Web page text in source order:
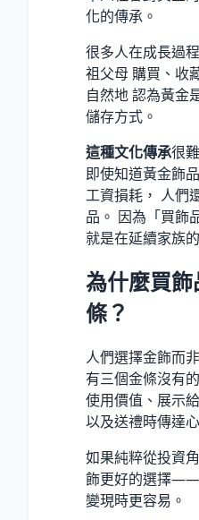
化的傳承。
很多人在成長過
祖父母 購買、收
自然地 認為黃金
儲存方式。
這種文化傳承很
即使知道黃金飾
工資損耗， 人們
品。 因為「買飾
就是在延續家族
為什麼買
條？
人們選擇金飾而
有三個金條沒有
使用價值、展示
以及送禮時傳達
如果純粹從投資
飾更好的選擇——
變現時更容易。